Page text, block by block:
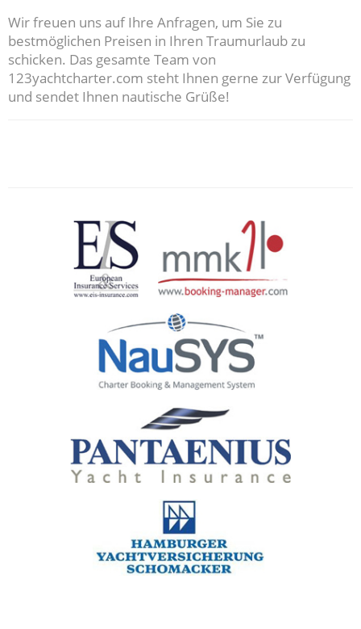
Wir freuen uns auf Ihre Anfragen, um Sie zu
bestmöglichen Preisen in Ihren Traumurlaub zu
schicken. Das gesamte Team von
123yachtcharter.com steht Ihnen gerne zur Verfügung
und sendet Ihnen nautische Grüße!